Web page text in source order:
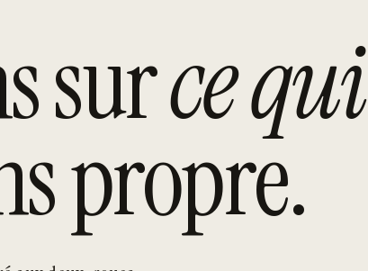
surce qui
propre.